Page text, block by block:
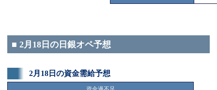
■ 2月18日の日銀オペ予想
2月18日の資金需給予想